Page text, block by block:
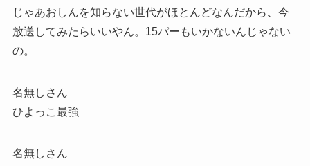
じゃあおしんを知らない世代がほとんどなんだから、今
放送してみたらいいやん。15パーもいかないんじゃない
の。
名無しさん
ひよっこ最強
名無しさん